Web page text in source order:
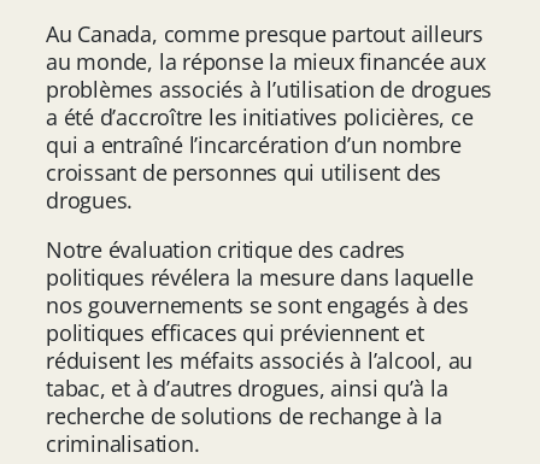
Au Canada, comme presque partout ailleurs
au monde, la réponse la mieux financée aux
problèmes associés à l’utilisation de drogues
a été d’accroître les initiatives policières, ce
qui a entraîné l’incarcération d’un nombre
croissant de personnes qui utilisent des
drogues.
Notre évaluation critique des cadres
politiques révélera la mesure dans laquelle
nos gouvernements se sont engagés à des
politiques efficaces qui préviennent et
réduisent les méfaits associés à l’alcool, au
tabac, et à d’autres drogues, ainsi qu’à la
recherche de solutions de rechange à la
criminalisation.